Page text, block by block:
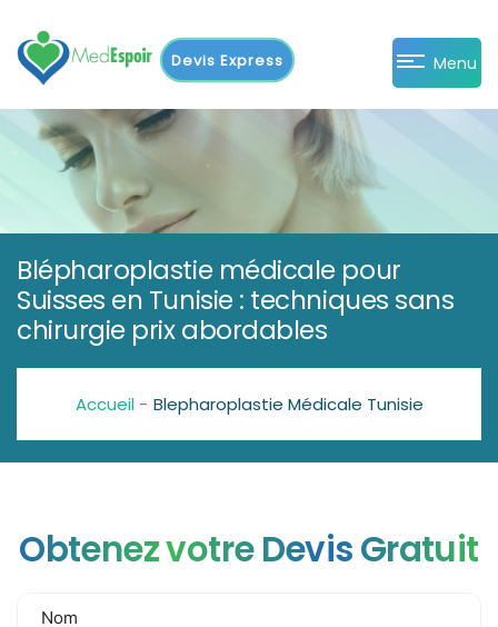
Devis Express Menu
Blépharoplastie médicale pour
Suisses en Tunisie : techniques sans
chirurgie prix abordables
Accueil - Blepharoplastie Médicale Tunisie
Obtenez votre Devis Gratuit